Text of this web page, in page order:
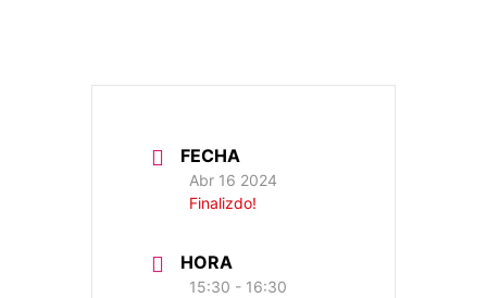
FECHA
Abr 16 2024
Finalizdo!
HORA
15:30 - 16:30